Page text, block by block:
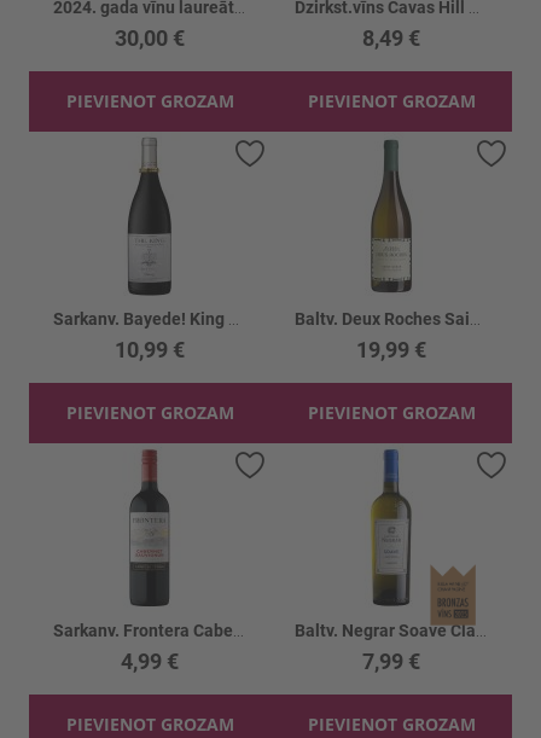
30,00 €
PIEVIENOT GROZAM
8,49 €
PIEVIENOT GROZAM
10,99 €
PIEVIENOT GROZAM
19,99 €
PIEVIENOT GROZAM
4,99 €
PIEVIENOT GROZAM
7,99 €
PIEVIENOT GROZAM